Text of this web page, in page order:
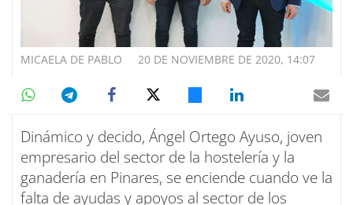
20 DE NOVIEMBRE DE 2020, 14:07
MICAELA DE PABLO
Dinámico y decido, Ángel Ortego Ayuso, joven
empresario del sector de la hostelería y la
ganadería en Pinares, se enciende cuando ve la
falta de ayudas y apoyos al sector de los